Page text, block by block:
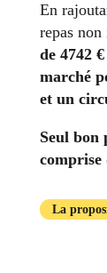
En
repas
de 4742
marché
et un
Seul bon
comprise
La